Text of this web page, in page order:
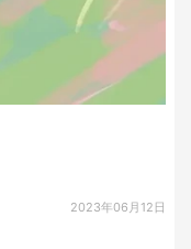
2023年06月12日